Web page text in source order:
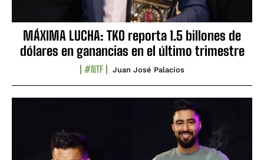
MÁXIMA LUCHA: TKO reporta 1.5 billones de
dólares en ganancias en el último trimestre
#NTF Juan José Palacios